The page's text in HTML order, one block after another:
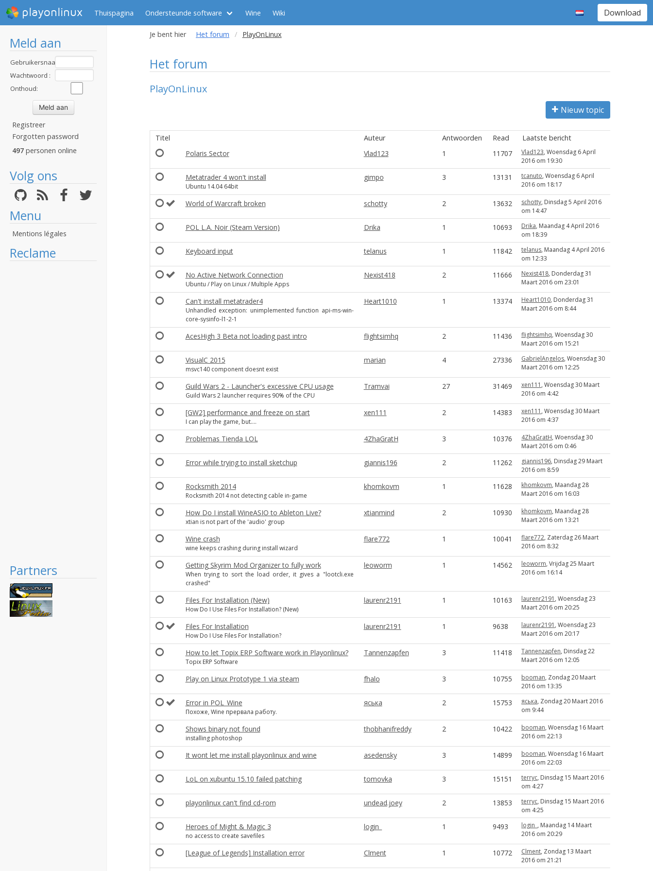
playonlinux Thuispagina Ondersteunde software Wine Wiki Download
Meld aan
Gebruikersnaam
:Wachtwoord :
Onthoud:
Registreer
Forgotten password
497 personen online
Volg ons
Menu
Mentions légales
Reclame
Partners
Je bent hier Het forum PlayOnLinux
Het forum
PlayOnLinux
Nieuw topic
Titel Auteur Antwoorden Read
Laatste bericht
Polaris Sector
Vlad123 1 11707 Vlad123, Woensdag 6 April
2016 om 19:30
Metatrader 4 won't install
Ubuntu 14.04 64bit
gimpo 3 13131 tcanuto, Woensdag 6 April
2016 om 18:17
World of Warcraft broken schotty 2 13632 schotty, Dinsdag 5 April 2016
om 14:47
POL L.A. Noir (Steam Version) Drika 1 10693 Drika, Maandag 4 April 2016
om 18:39
Keyboard input telanus 1 11842 telanus, Maandag 4 April 2016
om 12:33
No Active Network Connection
Ubuntu / Play on Linux / Multiple Apps
Nexist418 2 11666 Nexist418, Donderdag 31
Maart 2016 om 23:01
Can't install metatrader4
Unhandled exception: unimplemented function api-ms-win-
core-sysinfo-l1-2-1
Heart1010 1 13374 Heart1010, Donderdag 31
Maart 2016 om 8:44
AcesHigh 3 Beta not loading past intro flightsimhq 2 11436 flightsimhq, Woensdag 30
Maart 2016 om 15:21
VisualC 2015
msvc140 component doesnt exist
marian 4 27336 GabrielAngelos, Woensdag 30
Maart 2016 om 12:25
Guild Wars 2 - Launcher's excessive CPU usage
Guild Wars 2 launcher requires 90% of the CPU
Tramvai 27 31469 xen111 , Woensdag 30 Maart
2016 om 4:42
[GW2] performance and freeze on start
I can play the game, but....
xen111 2 14383 xen111 , Woensdag 30 Maart
2016 om 4:37
Problemas Tienda LOL 4ZhaGratH 3 10376 4ZhaGratH, Woensdag 30
Maart 2016 om 0:46
Error while trying to install sketchup giannis196 2 11262 giannis196, Dinsdag 29 Maart
2016 om 8:59
Rocksmith 2014
Rocksmith 2014 not detecting cable in-game
khomkovm 1 11628 khomkovm, Maandag 28
Maart 2016 om 16:03
How Do I install WineASIO to Ableton Live?
xtian is not part of the 'audio' group
xtianmind 2 10930 khomkovm, Maandag 28
Maart 2016 om 13:21
Wine crash
wine keeps crashing during install wizard
flare772 1 10041 flare772, Zaterdag 26 Maart
2016 om 8:32
Getting Skyrim Mod Organizer to fully work
When trying to sort the load order, it gives a "lootcli.exe
crashed"
leoworm 1 14562 leoworm, Vrijdag 25 Maart
2016 om 16:14
Files For Installation (New)
How Do I Use Files For Installation? (New)
laurenr2191 1 10163 laurenr2191 , Woensdag 23
Maart 2016 om 20:25
Files For Installation
How Do I Use Files For Installation?
laurenr2191 1 9638 laurenr2191 , Woensdag 23
Maart 2016 om 20:17
How to let Topix ERP Software work in Playonlinux?
Topix ERP Software
Tannenzapfen 3 11418 Tannenzapfen, Dinsdag 22
Maart 2016 om 12:05
Play on Linux Prototype 1 via steam fhalo 3 10755 booman, Zondag 20 Maart
2016 om 13:35
Error in POL_Wine
Похоже, Wine прервала работу.
яська 2 15753 яська, Zondag 20 Maart 2016
om 9:44
Shows binary not found
installing photoshop
thobhanifreddy 2 10422 booman, Woensdag 16 Maart
2016 om 22:13
It wont let me install playonlinux and wine asedensky 3 14899 booman, Woensdag 16 Maart
2016 om 22:03
LoL on xubuntu 15.10 failed patching tomovka 3 15151 terryc, Dinsdag 15 Maart 2016
om 4:27
playonlinux can't find cd-rom undead.joey 2 13853 terryc, Dinsdag 15 Maart 2016
om 4:25
Heroes of Might & Magic 3
no access to create savefiles
login_ 1 9493 login_ , Maandag 14 Maart
2016 om 20:29
[League of Legends] Installation error Clment 1 10772 Clment, Zondag 13 Maart
2016 om 21:21